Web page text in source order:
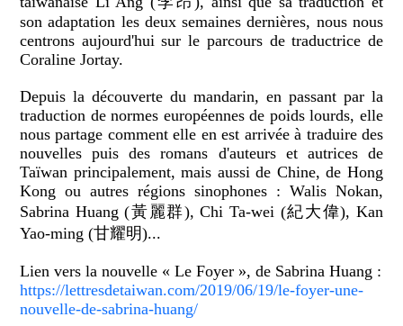
son adaptation les deux semaines dernières, nous nous
centrons aujourd'hui sur le parcours de traductrice de
Coraline Jortay.
Depuis la découverte du mandarin, en passant par la
traduction de normes européennes de poids lourds, elle
nous partage comment elle en est arrivée à traduire des
nouvelles puis des romans d'auteurs et autrices de
Taïwan principalement, mais aussi de Chine, de Hong
Kong ou autres régions sinophones : Walis Nokan,
Sabrina Huang (黃麗群), Chi Ta-wei (紀大偉), Kan
Yao-ming (甘耀明)...
Lien vers la nouvelle « Le Foyer », de Sabrina Huang :
https://lettresdetaiwan.com/2019/06/19/le-foyer-une-
nouvelle-de-sabrina-huang/